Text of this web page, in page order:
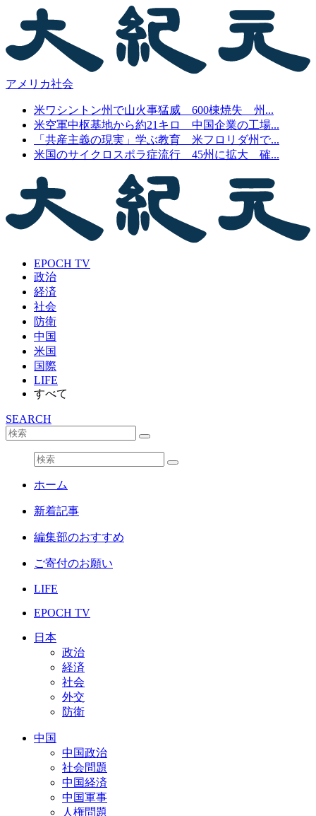
アメリカ社会
米ワシントン州で山火事猛威 600棟焼失 州...
米空軍中枢基地から約21キロ 中国企業の工場...
「共産主義の現実」学ぶ教育 米フロリダ州で...
米国のサイクロスポラ症流行 45州に拡大 確...
EPOCH TV
政治
経済
社会
防衛
中国
米国
国際
LIFE
すべて
SEARCH
ホーム
新着記事
編集部のおすすめ
ご寄付のお願い
LIFE
EPOCH TV
日本
政治
経済
社会
外交
防衛
中国
中国政治
社会問題
中国経済
中国軍事
人権問題